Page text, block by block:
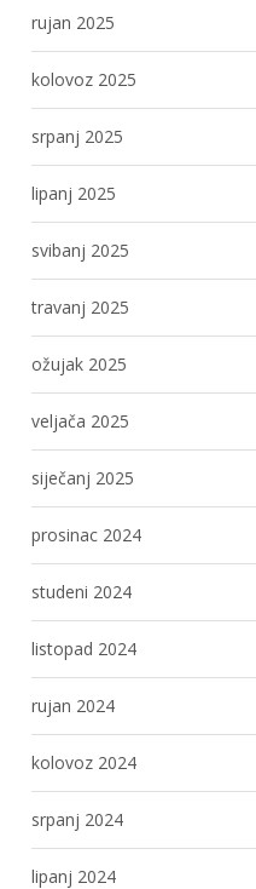
rujan 2025
kolovoz 2025
srpanj 2025
lipanj 2025
svibanj 2025
travanj 2025
ožujak 2025
veljača 2025
siječanj 2025
prosinac 2024
studeni 2024
listopad 2024
rujan 2024
kolovoz 2024
srpanj 2024
lipanj 2024